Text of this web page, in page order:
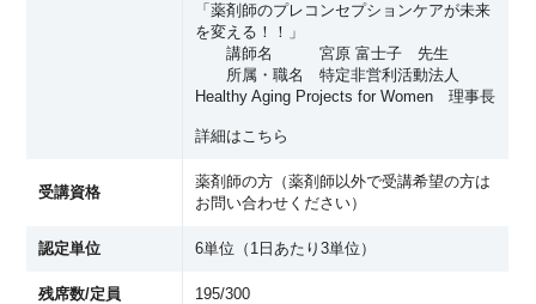
「薬剤師のプレコンセプションケアが未来
を変える！！」
講師名 宮原 富士子 先生
所属・職名 特定非営利活動法人
Healthy Aging Projects for Women 理事長
詳細はこちら
受講資格
薬剤師の方（薬剤師以外で受講希望の方は
お問い合わせください）
認定単位 6単位（1日あたり3単位）
残席数/定員 195/300